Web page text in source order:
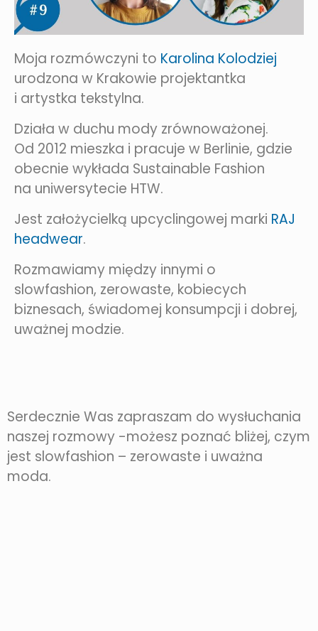
Moja rozmówczyni to Karolina Kolodziej
urodzona w Krakowie projektantka
i artystka tekstylna.
Działa w duchu mody zrównoważonej.
Od 2012 mieszka i pracuje w Berlinie, gdzie
obecnie wykłada Sustainable Fashion
na uniwersytecie HTW.
Jest założycielką upcyclingowej marki RAJ
headwear.
Rozmawiamy między innymi o
slowfashion, zerowaste, kobiecych
biznesach, świadomej konsumpcji i dobrej,
uważnej modzie.
Serdecznie Was zapraszam do wysłuchania
naszej rozmowy -możesz poznać bliżej, czym
jest slowfashion – zerowaste i uważna
moda.